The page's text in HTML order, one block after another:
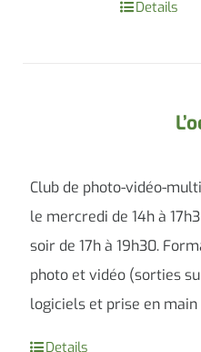
Details
Club de photo-vidéo-
le mercredi de 14h à
soir de 17h à 19h30.
photo et vidéo (sorties
logiciels et prise en
Details